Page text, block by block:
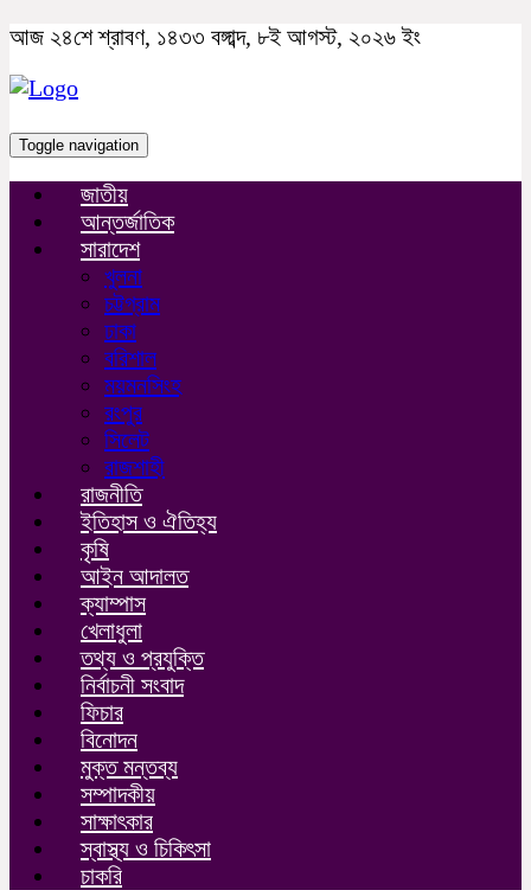
আজ ২৪শে শ্রাবণ, ১৪৩৩ বঙ্গাব্দ, ৮ই আগস্ট, ২০২৬ ইং
Toggle navigation
জাতীয়
আন্তর্জাতিক
সারাদেশ
খুলনা
চট্টগ্রাম
ঢাকা
বরিশাল
ময়মনসিংহ
রংপুর
সিলেট
রাজশাহী
রাজনীতি
ইতিহাস ও ঐতিহ্য
কৃষি
আইন আদালত
ক্যাম্পাস
খেলাধুলা
তথ্য ও প্রযুক্তি
নির্বাচনী সংবাদ
ফিচার
বিনোদন
মুক্ত মন্তব্য
সম্পাদকীয়
সাক্ষাৎকার
স্বাস্থ্য ও চিকিৎসা
চাকরি